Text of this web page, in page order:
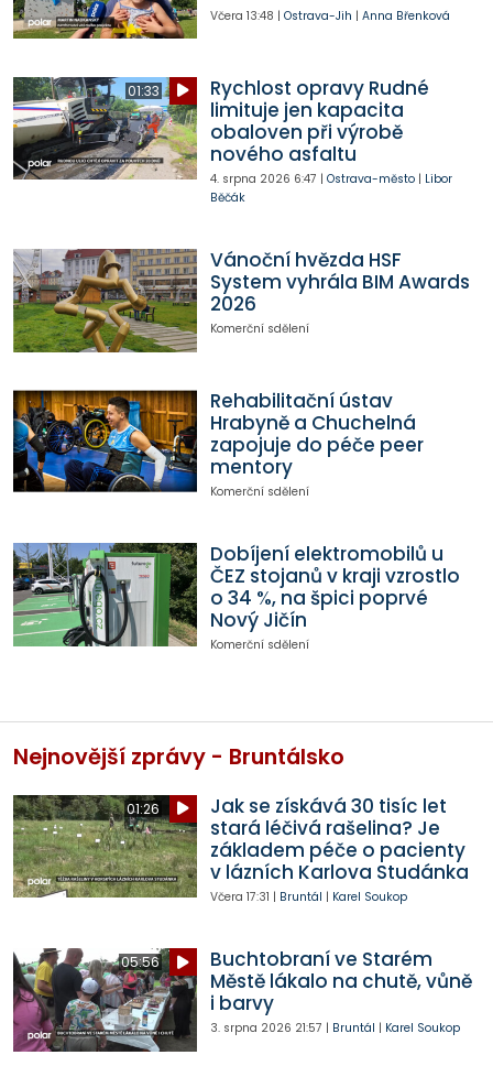
Včera 13:48 | Ostrava-Jih | Anna Břenková
01:33
Rychlost opravy Rudné
limituje jen kapacita
obaloven při výrobě
nového asfaltu
4. srpna 2026 6:47 | Ostrava-město| Libor
Běčák
Vánoční hvězda HSF
System vyhrála BIM Awards
2026
Komerční sdělení
Rehabilitační ústav
Hrabyně a Chuchelná
zapojuje do péče peer
mentory
Komerční sdělení
Dobíjení elektromobilů u
ČEZ stojanů v kraji vzrostlo
o 34 %, na špici poprvé
Nový Jičín
Komerční sdělení
Nejnovější zprávy - Bruntálsko
01:26
Jak se získává 30 tisíc let
stará léčivá rašelina? Je
základem péče o pacienty
v lázních Karlova Studánka
Včera 17:31 | Bruntál | Karel Soukop
05:56
Buchtobraní ve Starém
Městě lákalo na chutě, vůně
i barvy
3. srpna 2026 21:57 | Bruntál | Karel Soukop